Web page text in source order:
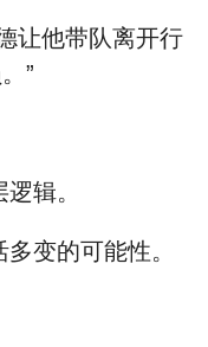
让他带队离开行
”
辑。
变的可能性。